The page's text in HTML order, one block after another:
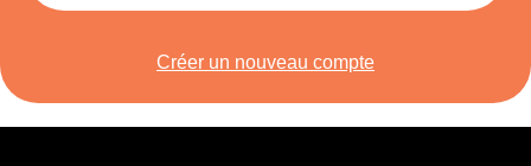
Créer un nouveau compte